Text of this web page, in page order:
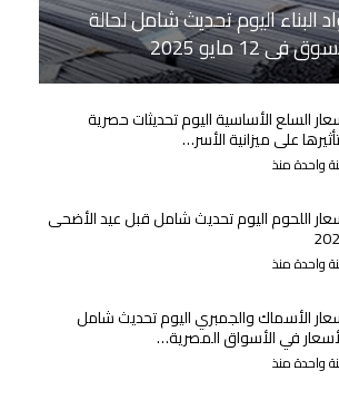
البناء اليوم تحديث شامل لحالة
في 12 مايو 2025
السلع الأساسية اليوم تحديثات حصرية
على ميزانية الأسر…
واحدة منذ
اللحوم اليوم تحديث شامل قبل عيد الأضحى
واحدة منذ
الأسماك والجمبري اليوم تحديث شامل
في الأسواق المصرية…
واحدة منذ